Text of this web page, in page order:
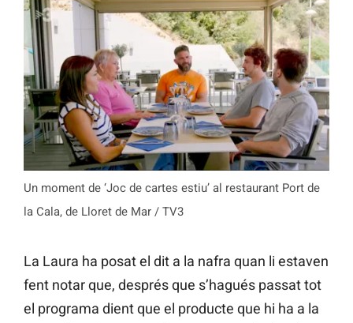
Un moment de ‘Joc de cartes estiu’ al restaurant Port de
la Cala, de Lloret de Mar / TV3
La Laura ha posat el dit a la nafra quan li estaven
fent notar que, després que s’hagués passat tot
el programa dient que el producte que hi ha a la